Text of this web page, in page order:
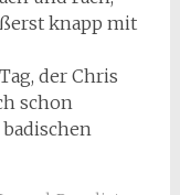
knapp mit
der Chris
schon